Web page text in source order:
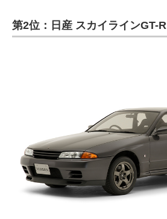
第2位：日産 スカイラインGT-R